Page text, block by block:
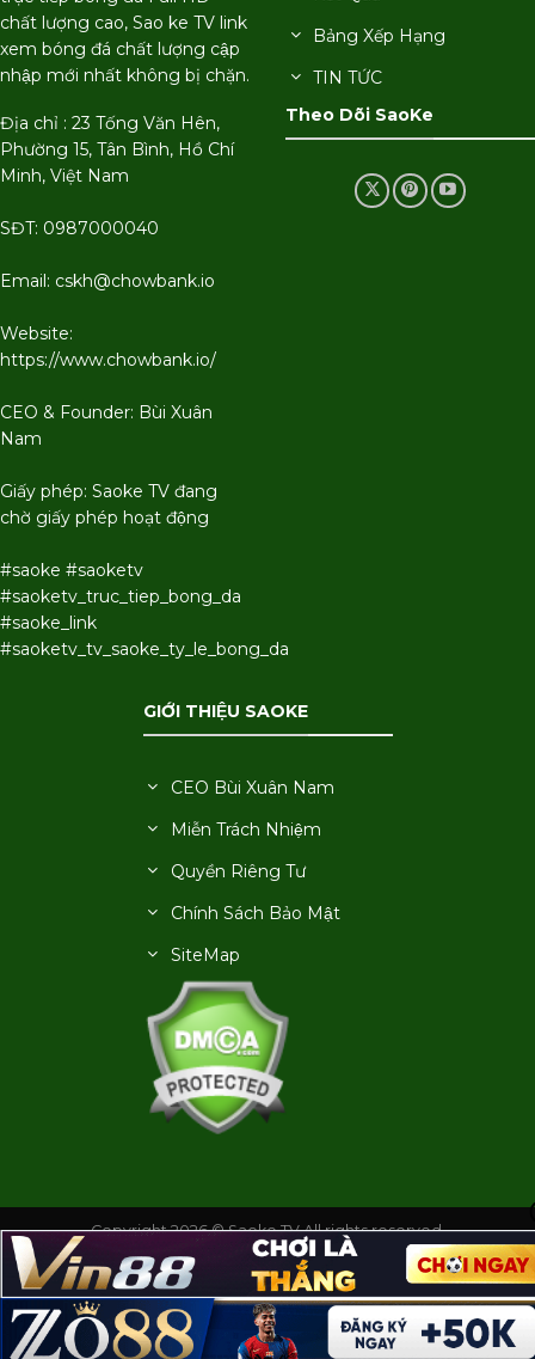
chất lượng cao, Sao ke TV link
xem bóng đá chất lượng cập
nhập mới nhất không bị chặn.
Địa chỉ : 23 Tống Văn Hên,
Phường 15, Tân Bình, Hồ Chí
Minh, Việt Nam
SĐT: 0987000040
Email: cskh@chowbank.io
Website:
https://www.chowbank.io/
CEO & Founder: Bùi Xuân
Nam
Giấy phép: Saoke TV đang
chờ giấy phép hoạt động
#saoke #saoketv
#saoketv_truc_tiep_bong_da
#saoke_link
#saoketv_tv_saoke_ty_le_bong_da
Bảng Xếp Hạng
TIN TỨC
Theo Dõi SaoKe
GIỚI THIỆU SAOKE
CEO Bùi Xuân Nam
Miễn Trách Nhiệm
Quyền Riêng Tư
Chính Sách Bảo Mật
SiteMap
Copyright 2026 © Saoke TV All rights reserved.